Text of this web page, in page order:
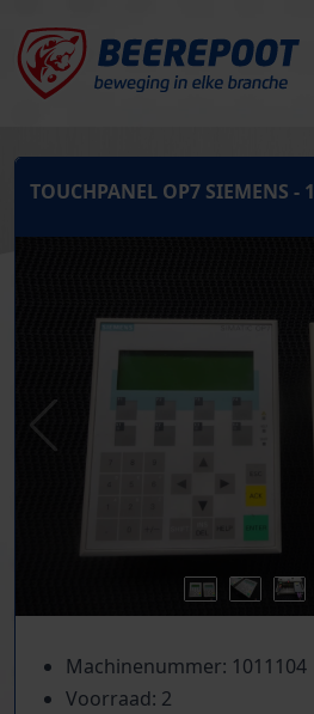
TOUCHPANEL OP7 SIEMENS -
Machinenummer: 1011104
Voorraad: 2